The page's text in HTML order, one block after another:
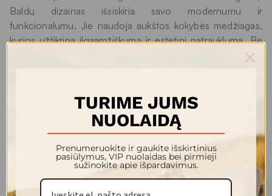
Baldų dizainas išsiskiria savo modernumu ir
funkcionalumu. Jie naudoja aukštos kokybės medžiagas,
kurios užtikrina ilgaamžiškumą ir estetinį patrauklumą. Be
to, jų baldai yra sukurti taip, kad būtų lengvai pritaikomi
Kolekcijos modeliai
TURIME JUMS
NUOLAIDĄ
Prenumeruokite ir gaukite išskirtinius
pasiūlymus, VIP nuolaidas bei pirmieji
sužinokite apie išpardavimus.